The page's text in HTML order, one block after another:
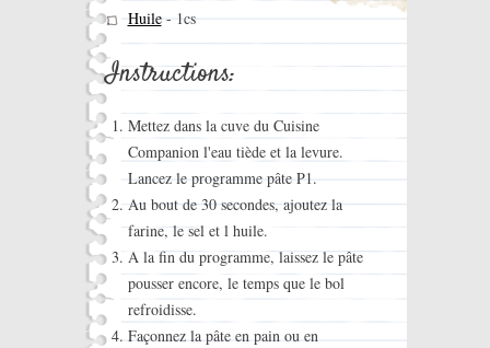
Huile- 1cs
Instructions:
Mettez dans la cuve du Cuisine
Companion l'eau tiède et la levure.
Lancez le programme pâte P1.
Au bout de 30 secondes, ajoutez la
farine, le sel et l huile.
A la fin du programme, laissez le pâte
pousser encore, le temps que le bol
refroidisse.
Façonnez la pâte en pain ou en